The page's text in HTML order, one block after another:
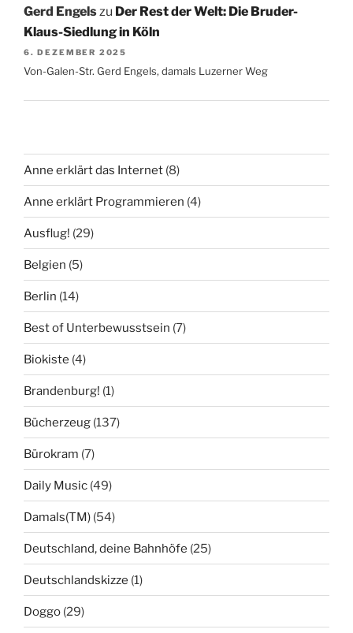
Gerd Engels zu Der Rest der Welt: Die Bruder-
Klaus-Siedlung in Köln
6. DEZEMBER 2025
Von-Galen-Str. Gerd Engels, damals Luzerner Weg
Anne erklärt das Internet (8)
Anne erklärt Programmieren (4)
Ausflug! (29)
Belgien (5)
Berlin (14)
Best of Unterbewusstsein (7)
Biokiste (4)
Brandenburg! (1)
Bücherzeug (137)
Bürokram (7)
Daily Music (49)
Damals(TM) (54)
Deutschland, deine Bahnhöfe (25)
Deutschlandskizze (1)
Doggo (29)